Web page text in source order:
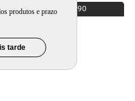
produtos e prazo
tarde